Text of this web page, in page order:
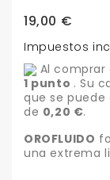
19,00 €
Impuestos
Al
1 punto . Su
que se
de 0,20 €.
OROFLUIDO
una extrema